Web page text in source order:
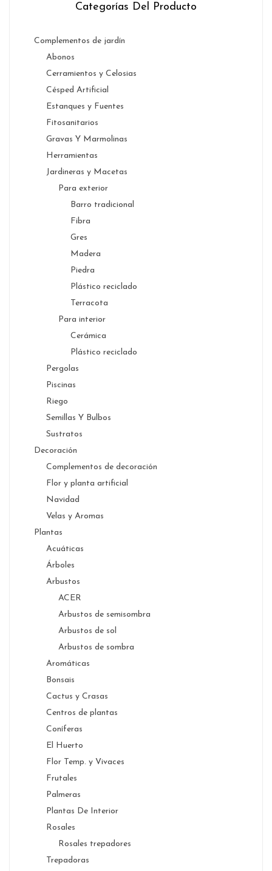
Categorías Del Producto
Complementos de jardín
Abonos
Cerramientos y Celosias
Césped Artificial
Estanques y Fuentes
Fitosanitarios
Gravas Y Marmolinas
Herramientas
Jardineras y Macetas
Para exterior
Barro tradicional
Fibra
Gres
Madera
Piedra
Plástico reciclado
Terracota
Para interior
Cerámica
Plástico reciclado
Pergolas
Piscinas
Riego
Semillas Y Bulbos
Sustratos
Decoración
Complementos de decoración
Flor y planta artificial
Navidad
Velas y Aromas
Plantas
Acuáticas
Árboles
Arbustos
ACER
Arbustos de semisombra
Arbustos de sol
Arbustos de sombra
Aromáticas
Bonsais
Cactus y Crasas
Centros de plantas
Coníferas
El Huerto
Flor Temp. y Vivaces
Frutales
Palmeras
Plantas De Interior
Rosales
Rosales trepadores
Trepadoras